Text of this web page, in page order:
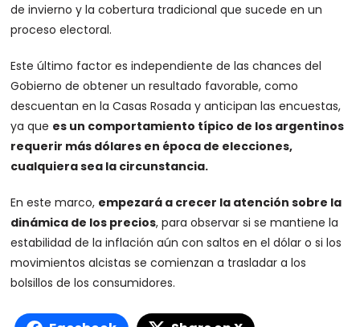
de invierno y la cobertura tradicional que sucede en un
proceso electoral.
Este último factor es independiente de las chances del
Gobierno de obtener un resultado favorable, como
descuentan en la Casas Rosada y anticipan las encuestas,
ya que es un comportamiento típico de los argentinos
requerir más dólares en época de elecciones,
cualquiera sea la circunstancia.
En este marco, empezará a crecer la atención sobre la
dinámica de los precios, para observar si se mantiene la
estabilidad de la inflación aún con saltos en el dólar o si los
movimientos alcistas se comienzan a trasladar a los
bolsillos de los consumidores.